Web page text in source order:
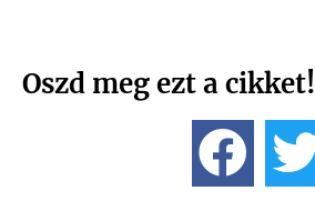
Oszd meg ezt a cikket!